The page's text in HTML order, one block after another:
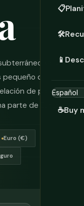
📋
🛠️
📱
☕Buy
kárstico
que
de paisajes
parte de Europa.
Euro (€)